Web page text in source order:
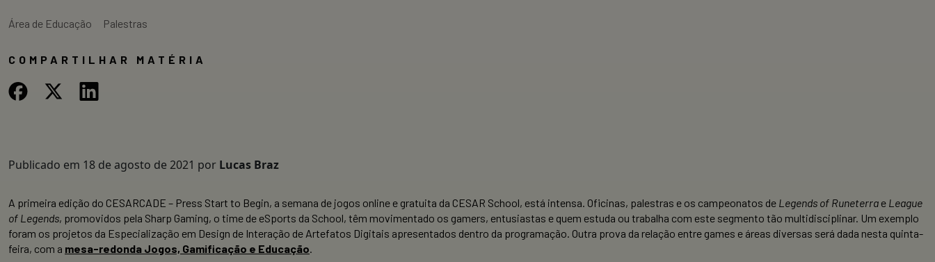
Área de Educação Palestras
COMPARTILHAR MATÉRIA
Publicado em 18 de agosto de 2021 por Lucas Braz
A primeira edição do CESARCADE – Press Start to Begin, a semana de jogos online e gratuita da CESAR School, está intensa. Oficinas, palestras e os campeonatos de Legends of Runeterra e League
of Legends, promovidos pela Sharp Gaming, o time de eSports da School, têm movimentado os gamers, entusiastas e quem estuda ou trabalha com este segmento tão multidisciplinar. Um exemplo
foram os projetos da Especialização em Design de Interação de Artefatos Digitais apresentados dentro da programação. Outra prova da relação entre games e áreas diversas será dada nesta quinta-
feira, com a mesa-redonda Jogos, Gamificação e Educação.